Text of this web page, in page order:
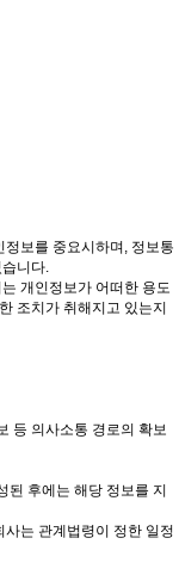
보를 중요시하며, 정보통
니다.
개인정보가 어떠한 용도
조치가 취해지고 있는지
등 의사소통 경로의 확보
된 후에는 해당 정보를 지
는 관계법령이 정한 일정